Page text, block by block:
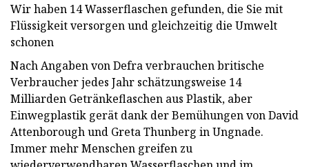
Wir haben 14 Wasserflaschen gefunden, die Sie mit
Flüssigkeit versorgen und gleichzeitig die Umwelt
schonen
Nach Angaben von Defra verbrauchen britische
Verbraucher jedes Jahr schätzungsweise 14
Milliarden Getränkeflaschen aus Plastik, aber
Einwegplastik gerät dank der Bemühungen von David
Attenborough und Greta Thunberg in Ungnade.
Immer mehr Menschen greifen zu